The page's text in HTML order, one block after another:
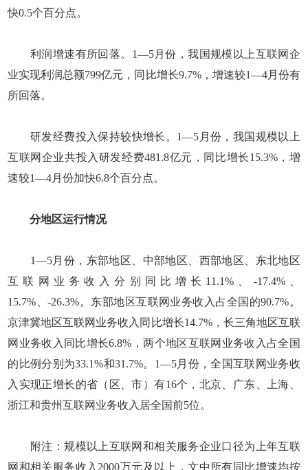
快0.5个百分点。
利润增速有所回落。1—5月份，我国规模以上互联网企
业实现利润总额799亿元，同比增长9.7%，增速较1—4月份有
所回落。
研发经费投入保持较快增长。1—5月份，我国规模以上
互联网企业共投入研发经费481.8亿元，同比增长15.3%，增
速较1—4月份加快6.8个百分点。
分地区运行情况
1—5月份，东部地区、中部地区、西部地区、东北地区
互联网业务收入分别同比增长11.1%、-17.4%、
15.7%、-26.3%。东部地区互联网业务收入占全国的90.7%。
京津冀地区互联网业务收入同比增长14.7%，长三角地区互联
网业务收入同比增长6.8%，两个地区互联网业务收入占全国
的比例分别为33.1%和31.7%。1—5月份，全国互联网业务收
入实现正增长的省（区、市）有16个，北京、广东、上海、
浙江和贵州互联网业务收入居全国前5位。
附注：规模以上互联网和相关服务企业口径为上年互联
网和相关服务收入2000万元及以上，文中所有同比增速均按